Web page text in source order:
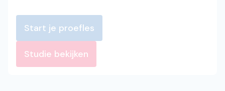
Start je proefles
Studie bekijken